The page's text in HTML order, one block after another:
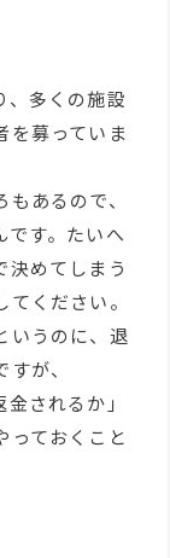
、多くの施設
を募っていま
あるので、
です。たいへ
決めてしまう
ください。
いうのに、退
が、
されるか」
っておくこと